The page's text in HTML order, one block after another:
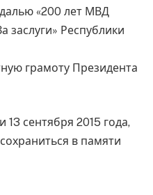
«200 лет МВД
заслуги» Республики
грамоту Президента
сентября 2015 года,
в памяти